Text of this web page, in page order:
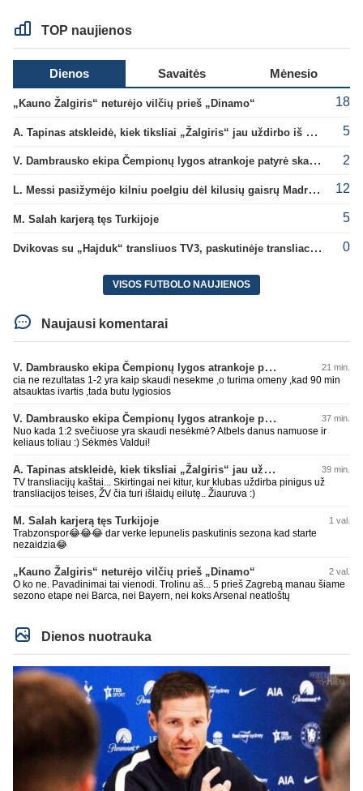
TOP naujienos
Dienos Savaitės Mėnesio
„Kauno Žalgiris“ neturėjo vilčių prieš „Dinamo“ 18
A. Tapinas atskleidė, kiek tiksliai „Žalgiris“ jau uždirbo iš UEFA premijų 5
V. Dambrausko ekipa Čempionų lygos atrankoje patyrė skaudžią nesėkmę 2
L. Messi pasižymėjo kilniu poelgiu dėl kilusių gaisrų Madride 12
M. Salah karjerą tęs Turkijoje 5
Dvikovas su „Hajduk“ transliuos TV3, paskutinėje transliacijoje – nauji rekordai 0
VISOS FUTBOLO NAUJIENOS
Naujausi komentarai
V. Dambrausko ekipa Čempionų lygos atrankoje patyrė skaudžią nesėkmę 21 min.
cia ne rezultatas 1-2 yra kaip skaudi nesekme ,o turima omeny ,kad 90 min
atsauktas ivartis ,tada butu lygiosios
V. Dambrausko ekipa Čempionų lygos atrankoje patyrė skaudžią nesėkmę 37 min.
Nuo kada 1:2 svečiuose yra skaudi nesėkmė? Atbels danus namuose ir
keliaus toliau :) Sėkmės Valdui!
A. Tapinas atskleidė, kiek tiksliai „Žalgiris“ jau uždirbo iš UEFA premijų 39 min.
TV transliacijų kaštai... Skirtingai nei kitur, kur klubas uždirba pinigus už
transliacijos teises, ŽV čia turi išlaidų eilutę.. Žiauruva :)
M. Salah karjerą tęs Turkijoje 1 val.
Trabzonspor😂😂😂 dar verke lepunelis paskutinis sezona kad starte
nezaidzia😂
„Kauno Žalgiris“ neturėjo vilčių prieš „Dinamo“ 2 val.
O ko ne. Pavadinimai tai vienodi. Trolinu aš... 5 prieš Zagrebą manau šiame
sezono etape nei Barca, nei Bayern, nei koks Arsenal neatloštų
Dienos nuotrauka